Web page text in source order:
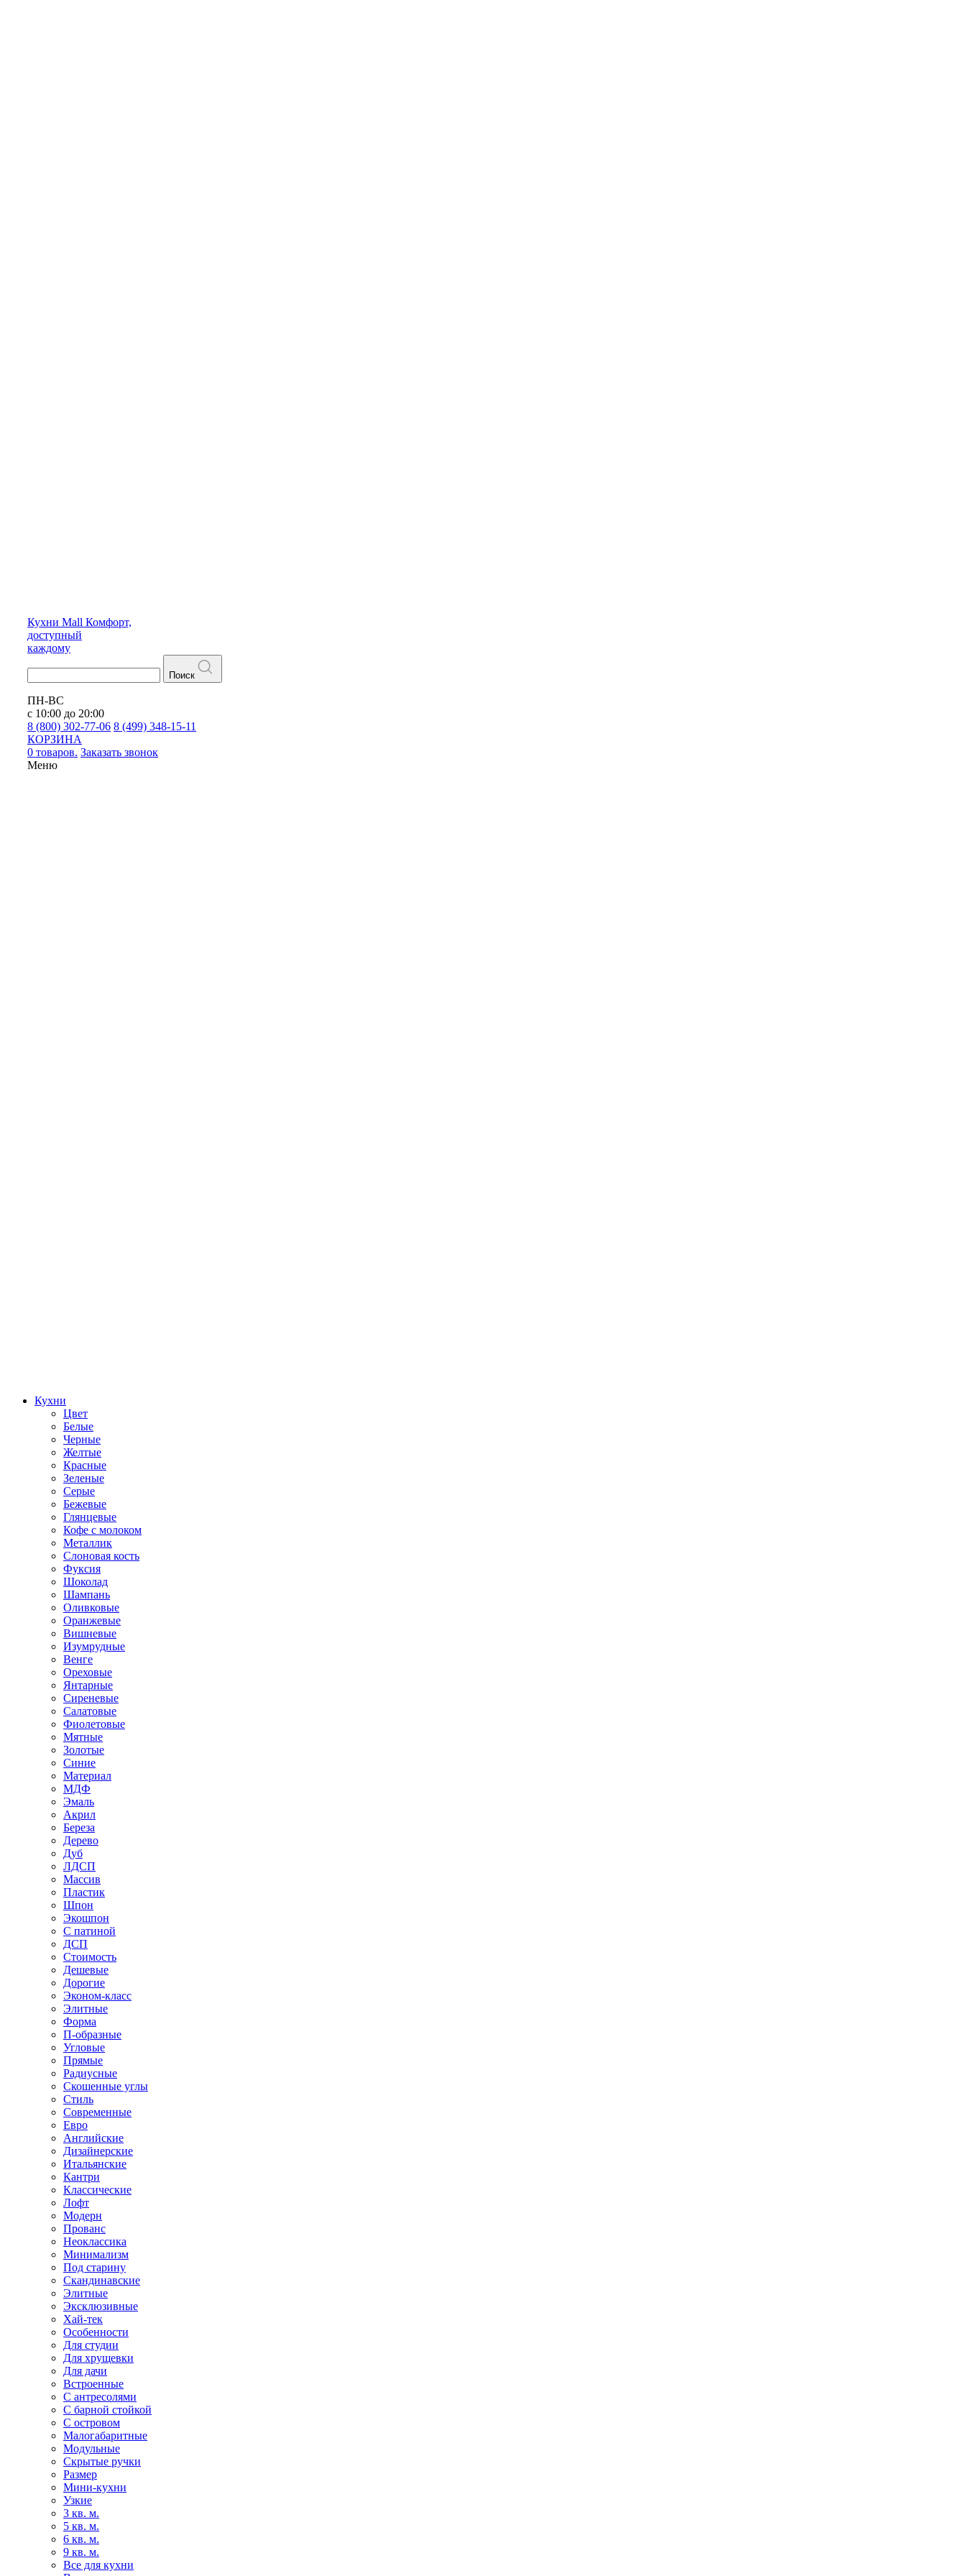
Кухни Mall Комфорт,
доступный
каждому
Поиск
ПН-ВС
с 10:00 до 20:00
8 (800) 302-77-06 8 (499) 348-15-11
КОРЗИНА
0 товаров. Заказать звонок
Меню
Кухни
Цвет
Белые
Черные
Желтые
Красные
Зеленые
Серые
Бежевые
Глянцевые
Кофе с молоком
Металлик
Слоновая кость
Фуксия
Шоколад
Шампань
Оливковые
Оранжевые
Вишневые
Изумрудные
Венге
Ореховые
Янтарные
Сиреневые
Салатовые
Фиолетовые
Мятные
Золотые
Синие
Материал
МДФ
Эмаль
Акрил
Береза
Дерево
Дуб
ЛДСП
Массив
Пластик
Шпон
Экошпон
С патиной
ДСП
Стоимость
Дешевые
Дорогие
Эконом-класс
Элитные
Форма
П-образные
Угловые
Прямые
Радиусные
Скошенные углы
Стиль
Современные
Евро
Английские
Дизайнерские
Итальянские
Кантри
Классические
Лофт
Модерн
Прованс
Неоклассика
Минимализм
Под старину
Скандинавские
Элитные
Эксклюзивные
Хай-тек
Особенности
Для студии
Для хрущевки
Для дачи
Встроенные
С антресолями
С барной стойкой
С островом
Малогабаритные
Модульные
Скрытые ручки
Размер
Мини-кухни
Узкие
3 кв. м.
5 кв. м.
6 кв. м.
9 кв. м.
Все для кухни